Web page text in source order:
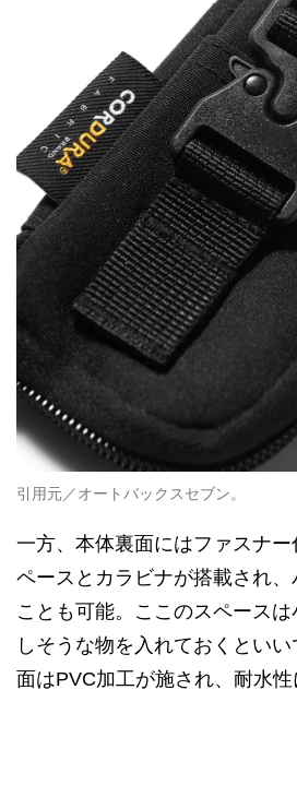
引用元／オートバックスセブン。
一方、本体裏面にはファスナ
ペースとカラビナが搭載され
ことも可能。ここのスペース
しそうな物を入れておくとい
面はPVC加工が施され、耐水性